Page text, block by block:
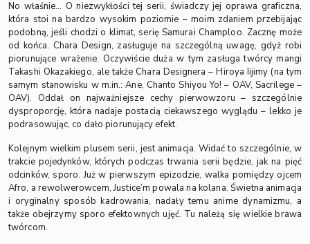
No właśnie… O niezwykłości tej serii, świadczy jej oprawa graficzna,
która stoi na bardzo wysokim poziomie – moim zdaniem przebijając
podobną, jeśli chodzi o klimat, serię Samurai Champloo. Zacznę może
od końca. Chara Design, zasługuje na szczególną uwagę, gdyż robi
piorunujące wrażenie. Oczywiście duża w tym zasługa twórcy mangi
Takashi Okazakiego, ale także Chara Designera – Hiroya Iijimy (na tym
samym stanowisku w m.in.: Ane, Chanto Shiyou Yo! – OAV, Sacrilege –
OAV). Oddał on najważniejsze cechy pierwowzoru – szczególnie
dysproporcję, która nadaje postacią ciekawszego wyglądu – lekko je
podrasowując, co dało piorunujący efekt.
Kolejnym wielkim plusem serii, jest animacja. Widać to szczególnie, w
trakcie pojedynków, których podczas trwania serii będzie, jak na pięć
odcinków, sporo. Już w pierwszym epizodzie, walka pomiędzy ojcem
Afro, a rewolwerowcem, Justice’m powala na kolana. Świetna animacja
i oryginalny sposób kadrowania, nadały temu anime dynamizmu, a
także obejrzymy sporo efektownych ujęć. Tu należą się wielkie brawa
twórcom.